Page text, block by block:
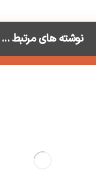
نوشته های مرتبط ...